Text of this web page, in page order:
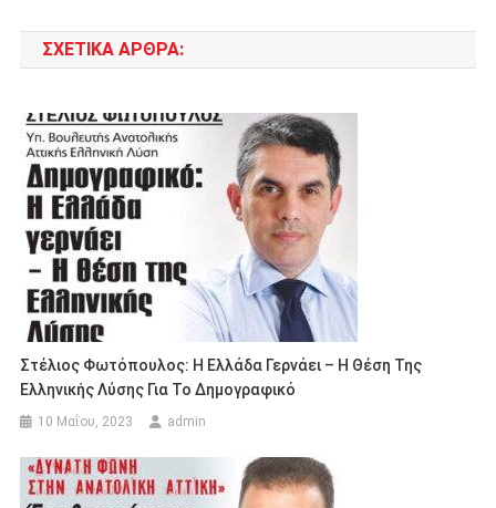
άρθρων
ΣΧΕΤΙΚΆ ΆΡΘΡΑ:
Στέλιος Φωτόπουλος: Η Ελλάδα Γερνάει – Η Θέση Της
Ελληνικής Λύσης Για Το Δημογραφικό
10 Μαΐου, 2023 admin